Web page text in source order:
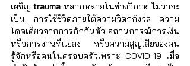
เผชิญ trauma หลากหลายในช่วงวิกฤต ไม่ว่าจะ
เป็น การใช้ชีวิตภายใต้ความวิตกกังวล ความ
โดดเดี่ยวจากการกักกันตัว สถานการณ์การเงิน
หรือการงานที่แย่ลง หรือความสูญเสียของคน
รู้จักหรือคนในครอบครัวเพราะ COVID-19 เมื่อ